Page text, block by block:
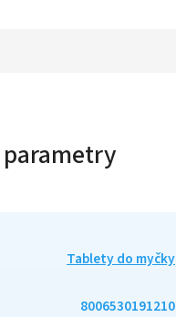
Tablety do myčky
8006530191210